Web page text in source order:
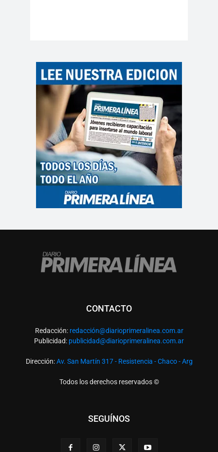
CONTACTO
Redacción: redacción@diarioprimeralinea.com.ar
Publicidad: publicidad@diarioprimeralinea.com.ar
Dirección:Av. San Martín 317 - Resistencia - Chaco - Arg
Todos los derechos reservados ©
SEGUÍNOS